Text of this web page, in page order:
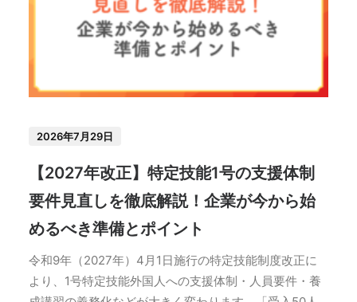
2026年7月29日
【2027年改正】特定技能1号の支援体制
要件見直しを徹底解説！企業が今から始
めるべき準備とポイント
令和9年（2027年）4月1日施行の特定技能制度改正に
より、1号特定技能外国人への支援体制・人員要件・養